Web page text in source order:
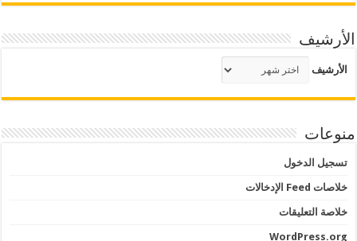
الأرشيف
الأرشيف
منوعات
تسجيل الدخول
خلاصات Feed الإدخالات
خلاصة التعليقات
WordPress.org